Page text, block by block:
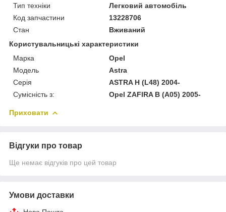
Тип техніки
Легковий автомобіль
Код запчастини
13228706
Стан
Вживаний
Користувальницькі характеристики
Марка
Opel
Модель
Astra
Серія
ASTRA H (L48) 2004-
Сумісність з:
Opel ZAFIRA B (A05) 2005-
Приховати
Відгуки про товар
Ще немає відгуків про цей товар
Умови доставки